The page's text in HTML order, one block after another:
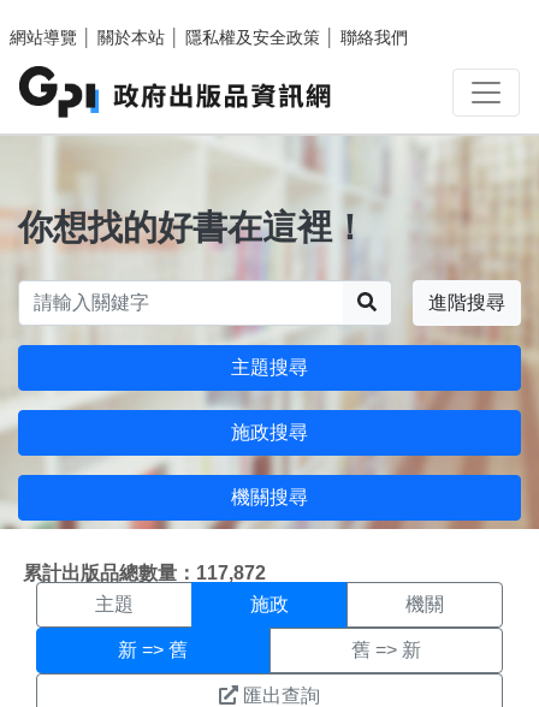
網站導覽
關於本站 隱私權及安全政策 聯絡我們
你想找的好書在這裡！
進階搜尋
主題搜尋
施政搜尋
機關搜尋
累計出版品總數量：117,872
施政搜尋結果頁面
主題 施政 機關
新 => 舊 舊 => 新
匯出查詢